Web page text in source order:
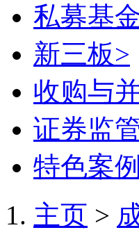
私募基
新三板>
收购与
证券监
特色案例
主页 >